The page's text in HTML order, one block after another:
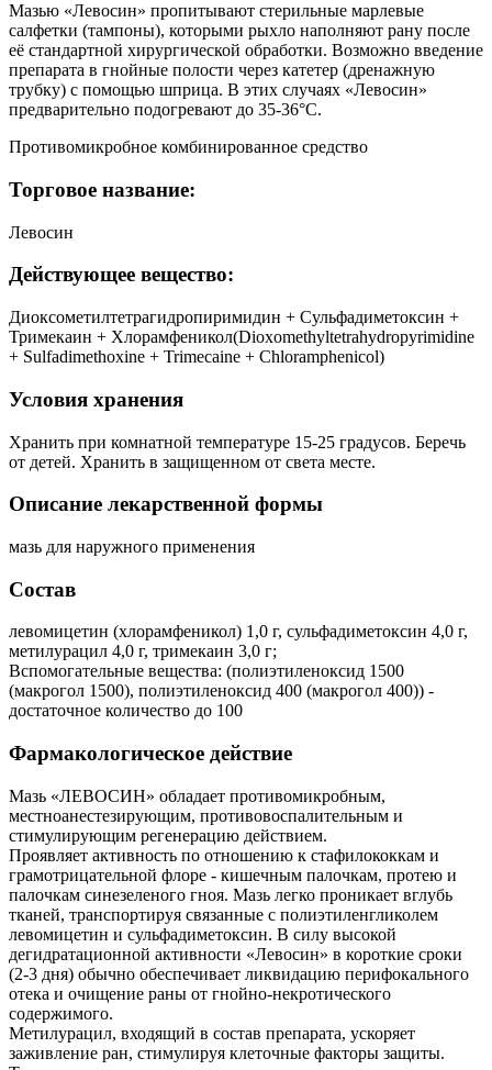
Мазью «Левосин» пропитывают стерильные марлевые
салфетки (тампоны), которыми рыхло наполняют рану после
её стандартной хирургической обработки. Возможно введение
препарата в гнойные полости через катетер (дренажную
трубку) с помощью шприца. В этих случаях «Левосин»
предварительно подогревают до 35-36°С.
Противомикробное комбинированное средство
Торговое название:
Левосин
Действующее вещество:
Диоксометилтетрагидропиримидин + Сульфадиметоксин +
Тримекаин + Хлорамфеникол(Dioxomethyltetrahydropyrimidine
+ Sulfadimethoxine + Trimecaine + Chloramphenicol)
Условия хранения
Хранить при комнатной температуре 15-25 градусов. Беречь
от детей. Хранить в защищенном от света месте.
Описание лекарственной формы
мазь для наружного применения
Состав
левомицетин (хлорамфеникол) 1,0 г, сульфадиметоксин 4,0 г,
метилурацил 4,0 г, тримекаин 3,0 г;
Вспомогательные вещества: (полиэтиленоксид 1500
(макрогол 1500), полиэтиленоксид 400 (макрогол 400)) -
достаточное количество до 100
Фармакологическое действие
Мазь «ЛЕВОСИН» обладает противомикробным,
местноанестезирующим, противовоспалительным и
стимулирующим регенерацию действием.
Проявляет активность по отношению к стафилококкам и
грамотрицательной флоре - кишечным палочкам, протею и
палочкам синезеленого гноя. Мазь легко проникает вглубь
тканей, транспортируя связанные с полиэтиленгликолем
левомицетин и сульфадиметоксин. В силу высокой
дегидратационной активности «Левосин» в короткие сроки
(2-3 дня) обычно обеспечивает ликвидацию перифокального
отека и очищение раны от гнойно-некротического
содержимого.
Метилурацил, входящий в состав препарата, ускоряет
заживление ран, стимулируя клеточные факторы защиты.